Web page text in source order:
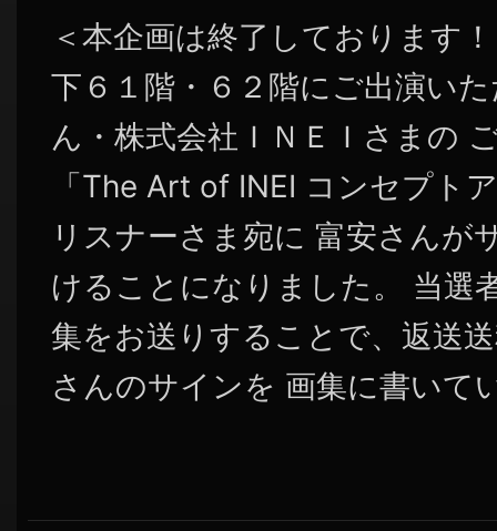
＜本企画は終了しております
下６１階・６２階にご出演い
ん・株式会社ＩＮＥＩさまの
「The Art of INEI コンセプト
リスナーさま宛に 富安さんが
けることになりました。 当選
集をお送りすることで、返送
さんのサインを 画集に書いて